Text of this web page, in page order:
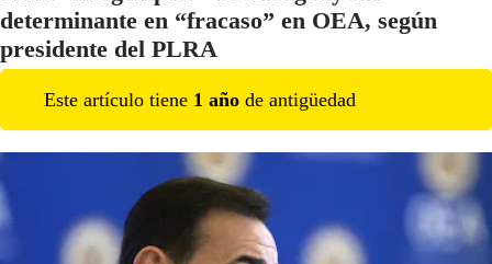
determinante en “fracaso” en OEA, según
presidente del PLRA
Este artículo tiene 1 año de antigüedad